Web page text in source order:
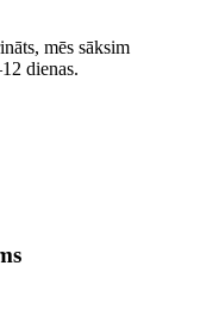
mēs sāksim
dienas.